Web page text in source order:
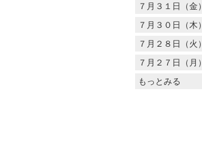
７月３１日（金）
７月３０日（木）
７月２８日（火）
７月２７日（月）
もっとみる